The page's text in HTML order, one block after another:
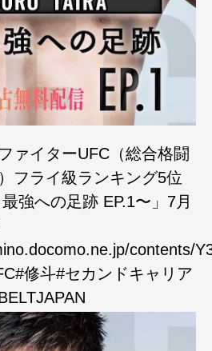
ァイターUFC（総合格闘
フライ級ランキング5位
強への足跡 EP.1〜」7月
contents/
修斗#セカンドキャリア